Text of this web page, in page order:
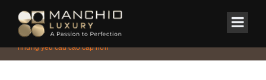
Home/Tin Tức & Sự Kiện/Thiết kế nội thất đòi hỏi tính sáng tạo và
những yêu cầu cao cấp hơn